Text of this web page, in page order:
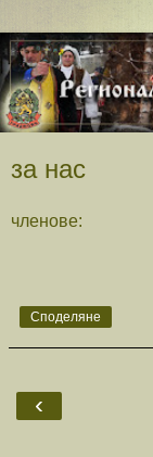
за нас
членове:
Споделяне
‹